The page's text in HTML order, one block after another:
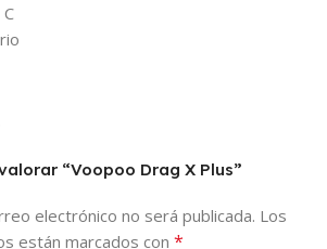
“Voopoo Drag X Plus”
electrónico no será publicada. Los
están marcados con *